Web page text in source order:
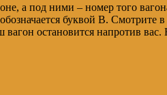
а под ними – номер того
буквой В. Смотрите
остановится напротив вас.